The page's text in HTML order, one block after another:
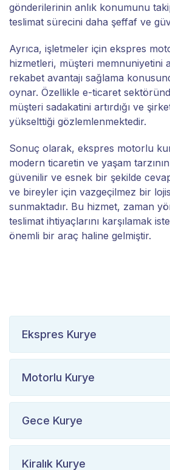
gönderilerinin anlık konumunu
teslimat sürecini daha şeffaf ve
Ayrıca, işletmeler için ekspres
hizmetleri, müşteri memnuniyetini
rekabet avantajı sağlama
oynar. Özellikle e-ticaret
müşteri sadakatini artırdığı ve
yükselttiği gözlemlenmektedir.
Sonuç olarak, ekspres motorlu
modern ticaretin ve yaşam
güvenilir ve esnek bir şekilde
ve bireyler için vazgeçilmez bir
sunmaktadır. Bu hizmet, zaman
teslimat ihtiyaçlarını karşılamak
önemli bir araç haline gelmiştir.
Ekspres Kurye
Motorlu Kurye
Gece Kurye
Kiralık Kurye